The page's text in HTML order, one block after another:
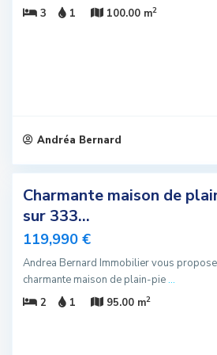
3
1 100.00 m2
Andréa Bernard
Charmante maison de
sur 333...
119,990 €
Andrea Bernard Immobilier vous
charmante maison de plain-pie...
2
1 95.00 m2